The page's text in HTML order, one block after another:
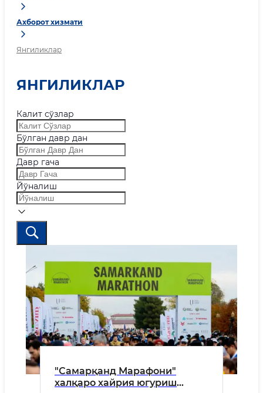
Ахборот хизмати
Янгиликлар
ЯНГИЛИКЛАР
Калит сўзлар
Бўлган давр дан
Давр гача
Йўналиш
"Самарқанд Марафони"
халқаро хайрия югуриш